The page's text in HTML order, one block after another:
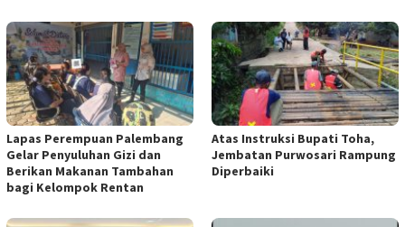
Lapas Perempuan Palembang
Gelar Penyuluhan Gizi dan
Berikan Makanan Tambahan
bagi Kelompok Rentan
Atas Instruksi Bupati Toha,
Jembatan Purwosari Rampung
Diperbaiki